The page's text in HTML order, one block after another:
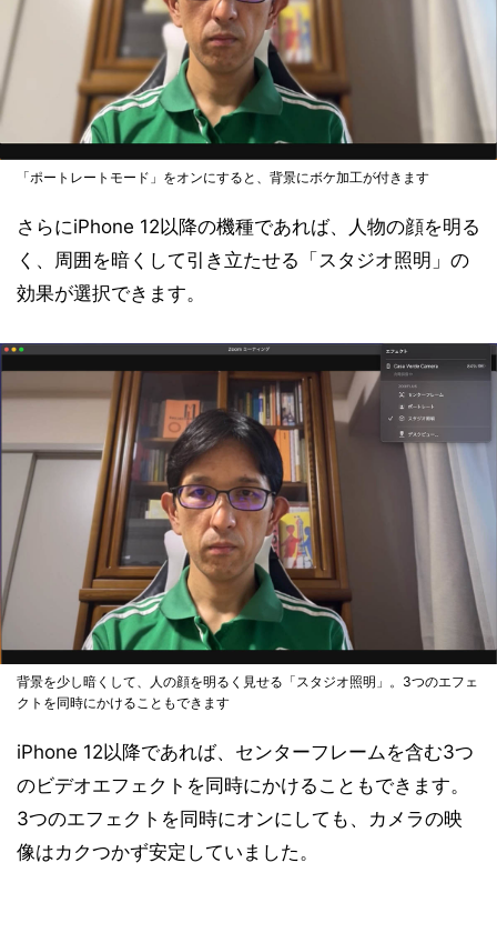
「ポートレートモード」をオンにすると、背景にボケ加工が付きます
さらにiPhone 12以降の機種であれば、人物の顔を明る
く、周囲を暗くして引き立たせる「スタジオ照明」の
効果が選択できます。
背景を少し暗くして、人の顔を明るく見せる「スタジオ照明」。3つのエフェ
クトを同時にかけることもできます
iPhone 12以降であれば、センターフレームを含む3つ
のビデオエフェクトを同時にかけることもできます。
3つのエフェクトを同時にオンにしても、カメラの映
像はカクつかず安定していました。